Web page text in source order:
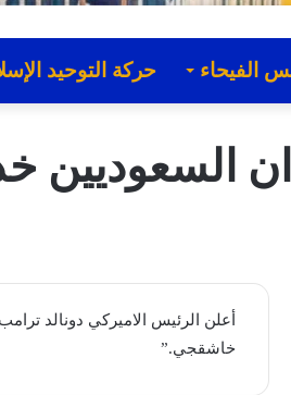
الفيحاء حركة التوحيد
ان
أعلن الرئيس الاميركي ​دونالد
خاشقجي​.”